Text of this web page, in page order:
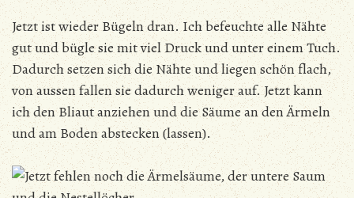
Jetzt ist wieder Bügeln dran. Ich befeuchte alle Nähte
gut und bügle sie mit viel Druck und unter einem Tuch.
Dadurch setzen sich die Nähte und liegen schön flach,
von aussen fallen sie dadurch weniger auf. Jetzt kann
ich den Bliaut anziehen und die Säume an den Ärmeln
und am Boden abstecken (lassen).